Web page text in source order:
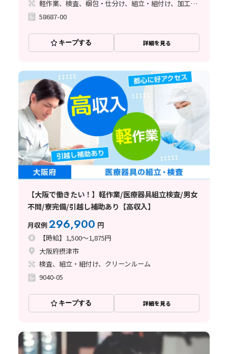
軽作業、検査、梱包・仕分け、組立・組付け、加工、マシンオペレーター、フォークリフト、座り作業、立ち作業、バリ取り
58687-00
キープする 詳細を見る
【大阪で働きたい！】軽作業/医療器具組立検査/男女
不問/寮完備/引越し補助あり【高収入】
月収例296,900 円
【時給】1,500～1,875円
大阪府摂津市
検査、組立・組付け、クリーンルーム
9040-05
キープする 詳細を見る